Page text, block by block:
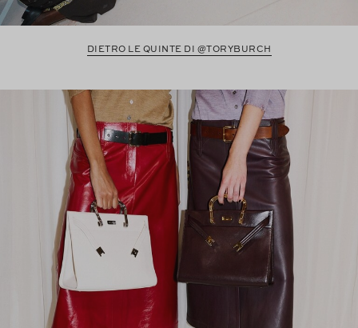
DIETRO LE QUINTE DI @TORYBURCH